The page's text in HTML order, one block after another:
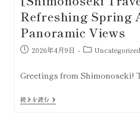
Refreshing Spring
Panoramic Views
2026年4月9日 Uncategorized
Greetings from Shimonoseki!
続きを読む